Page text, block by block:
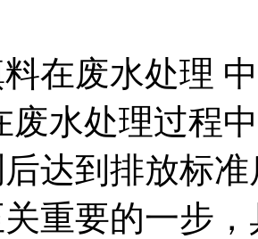
在废水处理
废水处理过程
达到排放标
重要的一步